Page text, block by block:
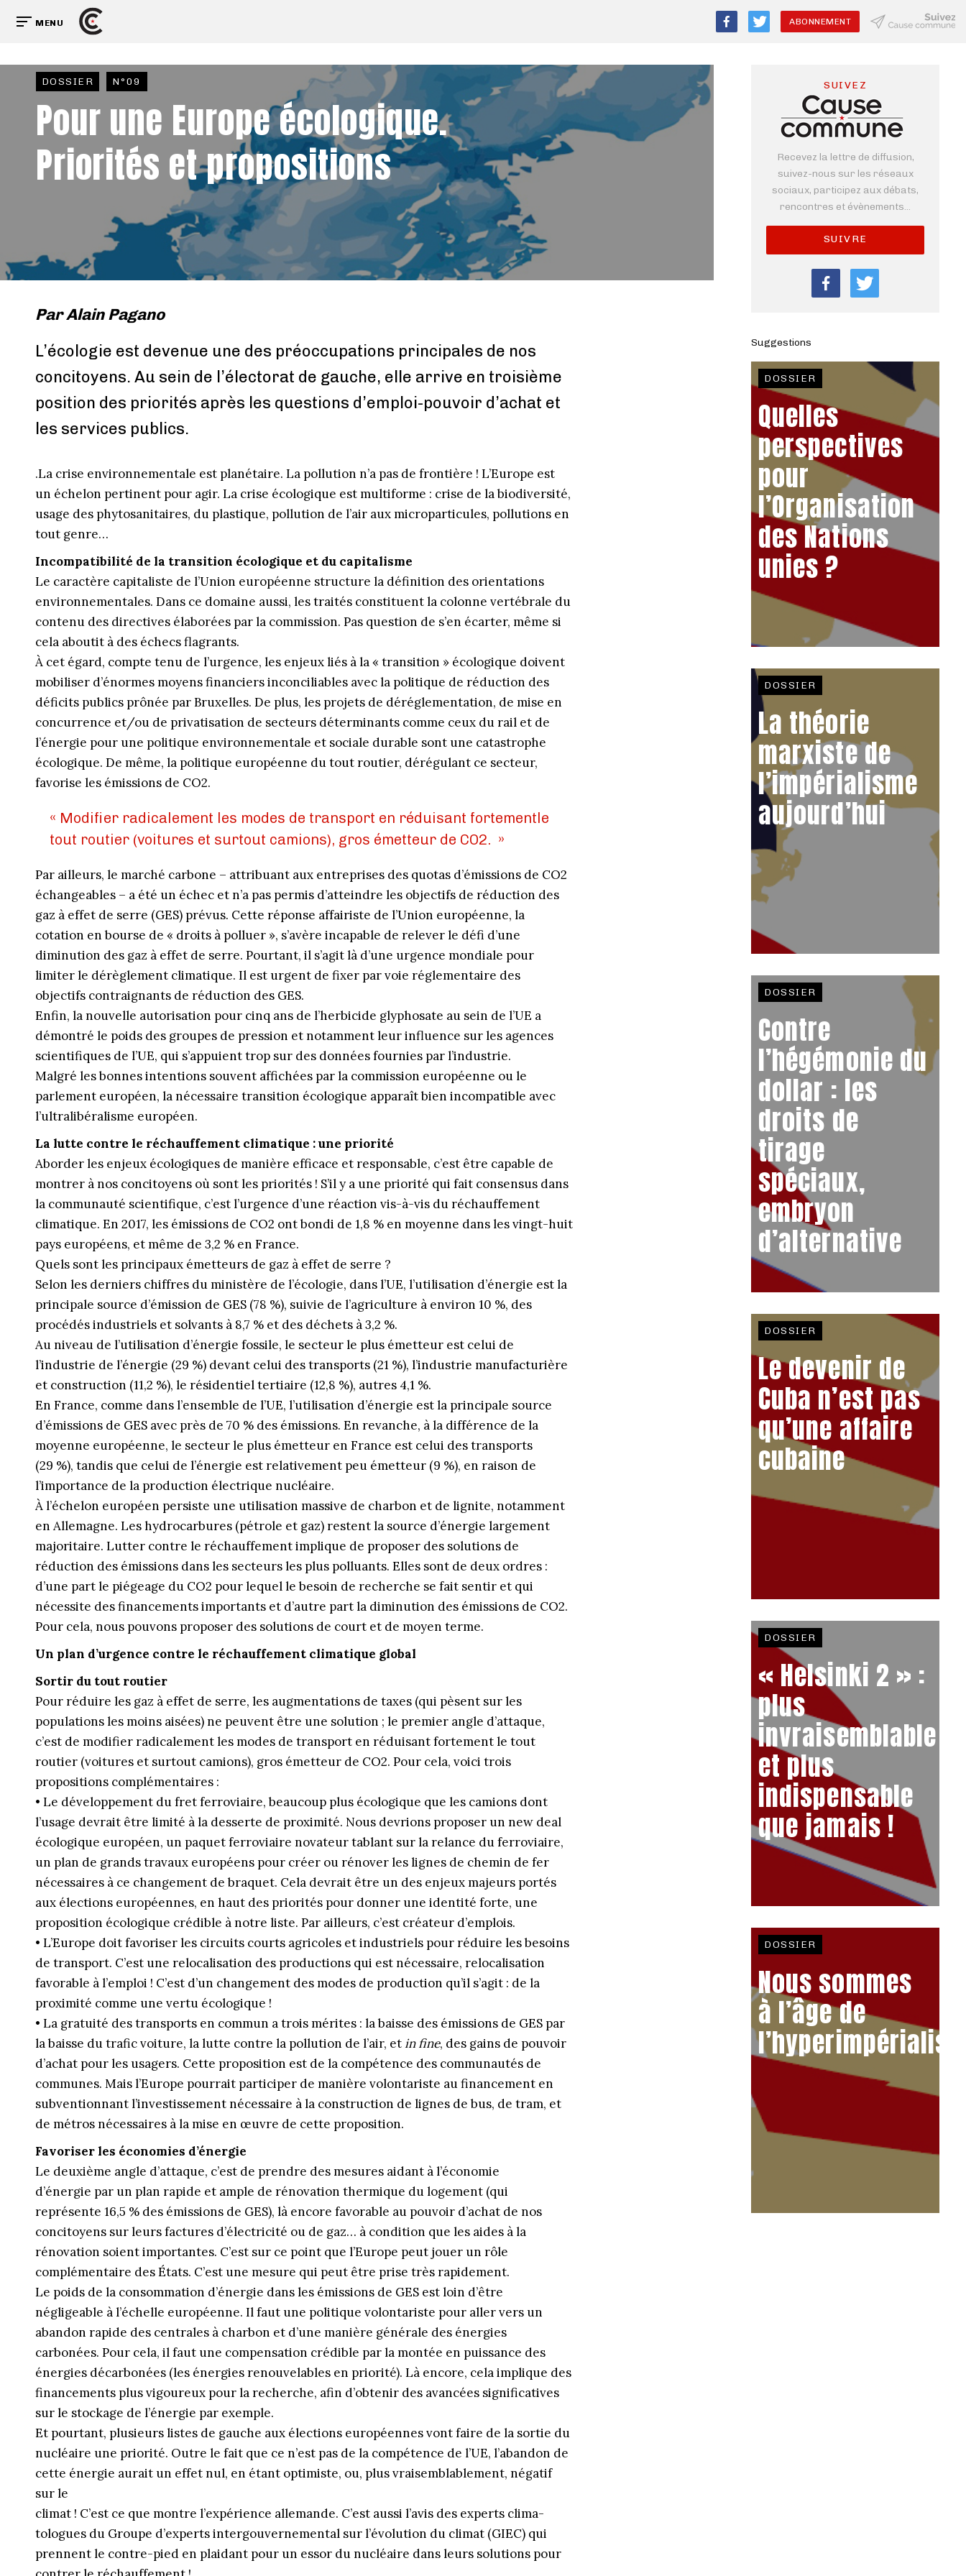
MENU ABONNEMENT
DOSSIER N°09
Pour une Europe écologique.
Priorités et propositions
ParAlain Pagano
L’écologie est devenue une des préoccupations principales de nos
concitoyens. Au sein de l’électorat de gauche, elle arrive en troisième
position des priorités après les questions d’emploi-pouvoir d’achat et
les services publics.
.La crise environnementale est planétaire. La pollution n’a pas de frontière ! L’Europe est
un échelon pertinent pour agir. La crise écologique est multiforme : crise de la biodiversité,
usage des phytosanitaires, du plastique, pollution de l’air aux microparticules, pollutions en
tout genre…
Incompatibilité de la transition écologique et du capitalisme
Le caractère capitaliste de l’Union européenne structure la définition des orientations
environnementales. Dans ce domaine aussi, les traités constituent la colonne vertébrale du
contenu des directives élaborées par la commission. Pas question de s’en écarter, même si
cela aboutit à des échecs flagrants.
À cet égard, compte tenu de l’urgence, les enjeux liés à la « transition » écologique doivent
mobiliser d’énormes moyens financiers inconciliables avec la politique de réduction des
déficits publics prônée par Bruxelles. De plus, les projets de déréglementation, de mise en
concurrence et/ou de privatisation de secteurs déterminants comme ceux du rail et de
l’énergie pour une politique environnementale et sociale durable sont une catastrophe
écologique. De même, la politique européenne du tout routier, dérégulant ce secteur,
favorise les émissions de CO2.
« Modifier radicalement les modes de transport en réduisant fortementle
tout routier (voitures et surtout camions), gros émetteur de CO2. »
Par ailleurs, le marché carbone – attribuant aux entreprises des quotas d’émissions de CO2
échangeables – a été un échec et n’a pas permis d’atteindre les objectifs de réduction des
gaz à effet de serre (GES) prévus. Cette réponse affairiste de l’Union européenne, la
cotation en bourse de « droits à polluer », s’avère incapable de relever le défi d’une
diminution des gaz à effet de serre. Pourtant, il s’agit là d’une urgence mondiale pour
limiter le dérèglement climatique. Il est urgent de fixer par voie réglementaire des
objectifs contraignants de réduction des GES.
Enfin, la nouvelle autorisation pour cinq ans de l’herbicide glyphosate au sein de l’UE a
démontré le poids des groupes de pression et notamment leur influence sur les agences
scientifiques de l’UE, qui s’appuient trop sur des données fournies par l’industrie.
Malgré les bonnes intentions souvent affichées par la commission européenne ou le
parlement européen, la nécessaire transition écologique apparaît bien incompatible avec
l’ultralibéralisme européen.
La lutte contre le réchauffement climatique : une priorité
Aborder les enjeux écologiques de manière efficace et responsable, c’est être capable de
montrer à nos concitoyens où sont les priorités ! S’il y a une priorité qui fait consensus dans
la communauté scientifique, c’est l’urgence d’une réaction vis-à-vis du réchauffement
climatique. En 2017, les émissions de CO2 ont bondi de 1,8 % en moyenne dans les vingt-huit
pays européens, et même de 3,2 % en France.
Quels sont les principaux émetteurs de gaz à effet de serre ?
Selon les derniers chiffres du ministère de l’écologie, dans l’UE, l’utilisation d’énergie est la
principale source d’émission de GES (78 %), suivie de l’agriculture à environ 10 %, des
procédés industriels et solvants à 8,7 % et des déchets à 3,2 %.
Au niveau de l’utilisation d’énergie fossile, le secteur le plus émetteur est celui de
l’industrie de l’énergie (29 %) devant celui des transports (21 %), l’industrie manufacturière
et construction (11,2 %), le résidentiel tertiaire (12,8 %), autres 4,1 %.
En France, comme dans l’ensemble de l’UE, l’utilisation d’énergie est la principale source
d’émissions de GES avec près de 70 % des émissions. En revanche, à la différence de la
moyenne européenne, le secteur le plus émetteur en France est celui des transports
(29 %), tandis que celui de l’énergie est relativement peu émetteur (9 %), en raison de
l’importance de la production électrique nucléaire.
À l’échelon européen persiste une utilisation massive de charbon et de lignite, notamment
en Allemagne. Les hydrocarbures (pétrole et gaz) restent la source d’énergie largement
majoritaire. Lutter contre le réchauffement implique de proposer des solutions de
réduction des émissions dans les secteurs les plus polluants. Elles sont de deux ordres :
d’une part le piégeage du CO2 pour lequel le besoin de recherche se fait sentir et qui
nécessite des financements importants et d’autre part la diminution des émissions de CO2.
Pour cela, nous pouvons proposer des solutions de court et de moyen terme.
Un plan d’urgence contre le réchauffement climatique global
Sortir du tout routier
Pour réduire les gaz à effet de serre, les augmentations de taxes (qui pèsent sur les
populations les moins aisées) ne peuvent être une solution ; le premier angle d’attaque,
c’est de modifier radicalement les modes de transport en réduisant fortement le tout
routier (voitures et surtout camions), gros émetteur de CO2. Pour cela, voici trois
propositions complémentaires :
• Le développement du fret ferroviaire, beaucoup plus écologique que les camions dont
l’usage devrait être limité à la desserte de proximité. Nous devrions proposer un new deal
écologique européen, un paquet ferroviaire novateur tablant sur la relance du ferroviaire,
un plan de grands travaux européens pour créer ou rénover les lignes de chemin de fer
nécessaires à ce changement de braquet. Cela devrait être un des enjeux majeurs portés
aux élections européennes, en haut des priorités pour donner une identité forte, une
proposition écologique crédible à notre liste. Par ailleurs, c’est créateur d’emplois.
• L’Europe doit favoriser les circuits courts agricoles et industriels pour réduire les besoins
de transport. C’est une relocalisation des productions qui est nécessaire, relocalisation
favorable à l’emploi ! C’est d’un changement des modes de production qu’il s’agit : de la
proximité comme une vertu écologique !
• La gratuité des transports en commun a trois mérites : la baisse des émissions de GES par
la baisse du trafic voiture, la lutte contre la pollution de l’air, etin fine, des gains de pouvoir
d’achat pour les usagers. Cette proposition est de la compétence des communautés de
communes. Mais l’Europe pourrait participer de manière volontariste au financement en
subventionnant l’investissement nécessaire à la construction de lignes de bus, de tram, et
de métros nécessaires à la mise en œuvre de cette proposition.
Favoriser les économies d’énergie
Le deuxième angle d’attaque, c’est de prendre des mesures aidant à l’économie
d’énergie par un plan rapide et ample de rénovation thermique du logement (qui
représente 16,5 % des émissions de GES), là encore favorable au pouvoir d’achat de nos
concitoyens sur leurs factures d’électricité ou de gaz… à condition que les aides à la
rénovation soient importantes. C’est sur ce point que l’Europe peut jouer un rôle
complémentaire des États. C’est une mesure qui peut être prise très rapidement.
Le poids de la consommation d’énergie dans les émissions de GES est loin d’être
négligeable à l’échelle européenne. Il faut une politique volontariste pour aller vers un
abandon rapide des centrales à charbon et d’une manière générale des énergies
carbonées. Pour cela, il faut une compensation crédible par la montée en puissance des
énergies décarbonées (les énergies renouvelables en priorité). Là encore, cela implique des
financements plus vigoureux pour la recherche, afin d’obtenir des avancées significatives
sur le stockage de l’énergie par exemple.
Et pourtant, plusieurs listes de gauche aux élections européennes vont faire de la sortie du
nucléaire une priorité. Outre le fait que ce n’est pas de la compétence de l’UE, l’abandon de
cette énergie aurait un effet nul, en étant optimiste, ou, plus vraisemblablement, négatif
sur le
climat ! C’est ce que montre l’expérience allemande. C’est aussi l’avis des experts clima­
tologues du Groupe d’experts intergouvernemental sur l’évolution du climat (GIEC) qui
prennent le contre-pied en plaidant pour un essor du nucléaire dans leurs solutions pour
SUIVEZ
Recevez la lettre de diffusion,
suivez-nous sur les réseaux
sociaux, participez aux débats,
rencontres et évènements...
SUIVRE
Suggestions
DOSSIER
Quelles
perspectives
pour
l’Organisation
des Nations
unies ?
DOSSIER
La théorie
marxiste de
l’impérialisme
aujourd’hui
DOSSIER
Contre
l’hégémonie du
dollar : les
droits de
tirage
spéciaux,
embryon
d’alternative
DOSSIER
Le devenir de
Cuba n’est pas
qu’une affaire
cubaine
DOSSIER
« Helsinki 2 » :
plus
invraisemblable
et plus
indispensable
que jamais !
DOSSIER
Nous sommes
à l’âge de